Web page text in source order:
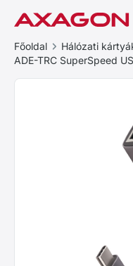
Főoldal
Hálózati
ADE-TRC SuperSpeed